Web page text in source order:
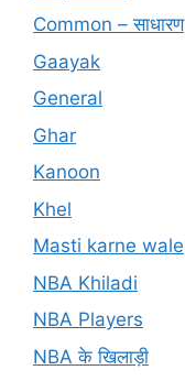
Common – साधारण
Gaayak
General
Ghar
Kanoon
Khel
Masti karne wale
NBA Khiladi
NBA Players
NBA के खिलाड़ी